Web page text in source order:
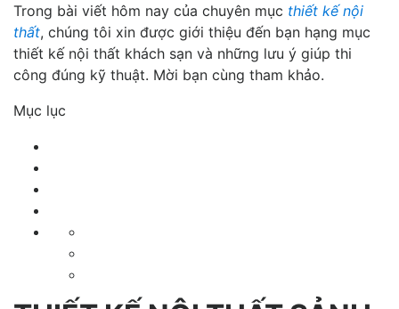
Trong bài viết hôm nay của chuyên mục thiết kế nội
thất, chúng tôi xin được giới thiệu đến bạn hạng mục
thiết kế nội thất khách sạn và những lưu ý giúp thi
công đúng kỹ thuật. Mời bạn cùng tham khảo.
Mục lục